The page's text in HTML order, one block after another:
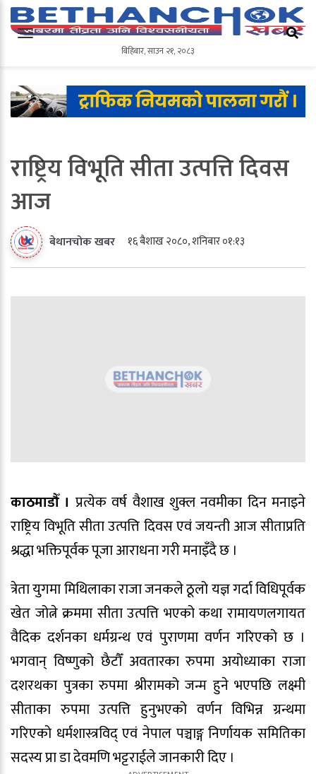
बिहिबार,साउन २१,२०८३
बिहिबार,साउन २१, २०८३
राष्ट्रिय विभूति सीता उत्पत्ति दिवस
आज
बेथानचोक खबर १६ बैशाख २०८०, शनिबार ०१:१३
काठमाडौँ । प्रत्येक वर्ष वैशाख शुक्ल नवमीका दिन मनाइने
राष्ट्रिय विभूति सीता उत्पत्ति दिवस एवं जयन्ती आज सीताप्रति
श्रद्धा भक्तिपूर्वक पूजा आराधना गरी मनाइँदै छ ।
त्रेता युगमा मिथिलाका राजा जनकले ठूलो यज्ञ गर्दा विधिपूर्वक
खेत जोत्ने क्रममा सीता उत्पत्ति भएको कथा रामायणलगायत
वैदिक दर्शनका धर्मग्रन्थ एवं पुराणमा वर्णन गरिएको छ ।
भगवान् विष्णुको छैटौँ अवतारका रुपमा अयोध्याका राजा
दशरथका पुत्रका रुपमा श्रीरामको जन्म हुने भएपछि लक्ष्मी
सीताका रुपमा उत्पत्ति हुनुभएको वर्णन विभिन्न ग्रन्थमा
गरिएको धर्मशास्त्रविद् एवं नेपाल पञ्चाङ्ग निर्णायक समितिका
सदस्य प्रा डा देवमणि भट्टराईले जानकारी दिए ।